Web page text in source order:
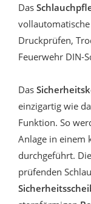
Das
Druckprüfen,
Feuerwehr DIN-
Das
einzigartig wie
Funktion. So
Anlage in einem
durchgeführt.
prüfenden